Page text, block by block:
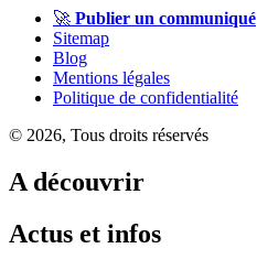
🚀 Publier un communiqué
Sitemap
Blog
Mentions légales
Politique de confidentialité
© 2026, Tous droits réservés
A découvrir
Actus et infos